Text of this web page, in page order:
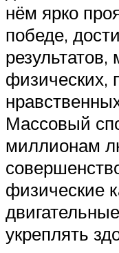
нём ярко
победе,
физических,
Массовый
миллионам
физические
укреплять